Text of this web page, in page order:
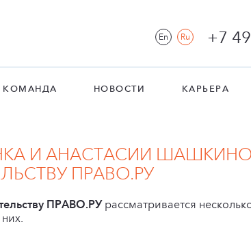
En Ru +7
КОМАНДА НОВОСТИ КАРЬЕРА
И АНАСТАСИИ
ПРАВО.РУ
ПРАВО.РУрассматривается